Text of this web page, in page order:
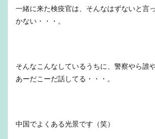
一緒に来た検疫官は、そんなはずないと言
かない・・・。
そんなこんなしているうちに、警察やら誰
あーだこーだ話してる・・・。
中国でよくある光景です（笑）